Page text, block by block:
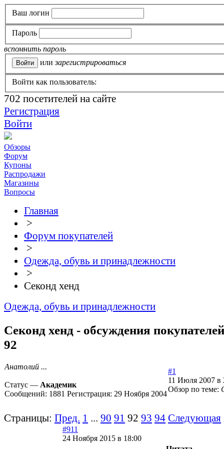
Ваш логин
Пароль
вспомнить пароль
или зарегистрироваться
Войти как пользователь:
702 посетителей на сайте
Регистрация
Войти
Обзоры
Форум
Купоны
Распродажи
Магазины
Вопросы
Главная
>
Форум покупателей
>
Одежда, обувь и принадлежности
>
Секонд хенд
Одежда, обувь и принадлежности
Секонд хенд - обсуждения
92
Анатолий ...
Статус — Академик
Сообщений: 1881 Регистрация: 29 Ноября 2004
#1
11 Июля 2007 в
Обзор по теме:
Страницы: Пред. 1 ... 90 91 92 93 94 Следующая
#911
24 Ноября 2015 в 18:00